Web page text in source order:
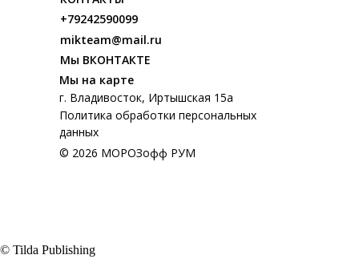
+79242590099
mikteam@mail.ru
г. Владивосток, Иртышская 15а
© 2026 МОРОЗофф РУМ
Мы ВКОНТАКТЕ
Мы на карте
Политика обработки персональных
данных
© Tilda Publishing